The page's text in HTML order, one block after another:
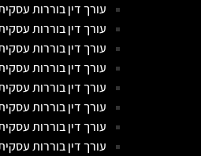
עורך דין בוררות
עורך דין בוררות
עורך דין בוררות
עורך דין בוררות
עורך דין בוררות
עורך דין בוררות
עורך דין בוררות
עורך דין בוררות